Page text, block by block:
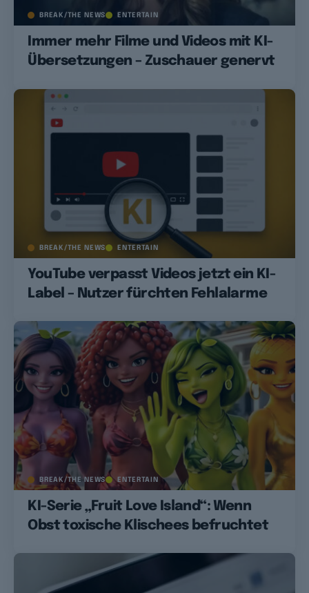
BREAK/THE NEWS ENTERTAIN
Immer mehr Filme und Videos mit KI-
Übersetzungen – Zuschauer genervt
BREAK/THE NEWS ENTERTAIN
YouTube verpasst Videos jetzt ein KI-
Label – Nutzer fürchten Fehlalarme
BREAK/THE NEWS ENTERTAIN
KI-Serie „Fruit Love Island“: Wenn
Obst toxische Klischees befruchtet